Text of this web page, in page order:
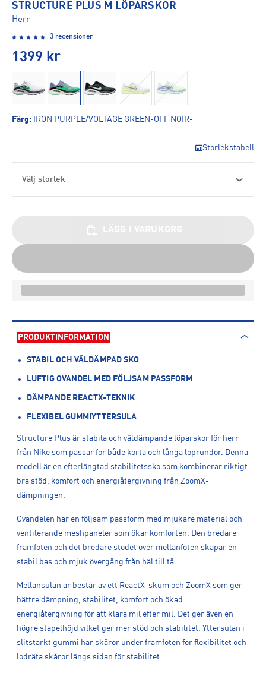
STRUCTURE PLUS M LÖPARSKOR
Herr
3 recensioner
1399 kr
Färg: IRON PURPLE/VOLTAGE GREEN-OFF NOIR-
Storlekstabell
Välj storlek
PRODUKTINFORMATION
STABIL OCH VÄLDÄMPAD SKO
LUFTIG OVANDEL MED FÖLJSAM PASSFORM
DÄMPANDE REACTX-TEKNIK
FLEXIBEL GUMMIYTTERSULA
Structure Plus är stabila och väldämpande löparskor för herr
från Nike som passar för både korta och långa löprundor. Denna
modell är en efterlängtad stabilitetssko som kombinerar riktigt
bra stöd, komfort och energiåtergivning från ZoomX-
dämpningen.
Ovandelen har en följsam passform med mjukare material och
ventilerande meshpaneler som ökar komforten. Den bredare
framfoten och det bredare stödet över mellanfoten skapar en
stabil bas och mjuk övergång från häl till tå.
Mellansulan är består av ett ReactX-skum och ZoomX som ger
bättre dämpning, stabilitet, komfort och ökad
energiåtergivning för att klara mil efter mil. Det ger även en
högre stapelhöjd vilket ger mer stöd och stabilitet. Yttersulan i
slitstarkt gummi har skåror under framfoten för flexibilitet och
lodräta skåror längs sidan för stabilitet.